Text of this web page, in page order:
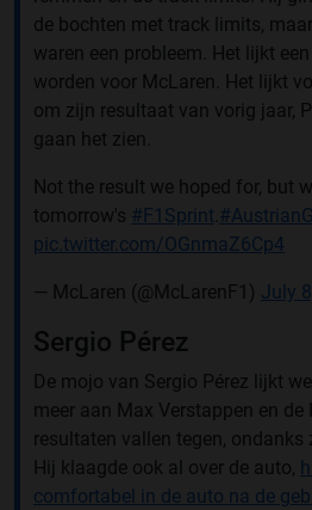
de bochten met track limits,
waren een probleem. Het lijkt
worden voor McLaren. Het lijkt
om zijn resultaat van vorig jaar,
gaan het zien.
Not the result we hoped for, but
tomorrow's #F1Sprint
pic.twitter.com/OGnmaZ6Cp4
— McLaren (@McLarenF1) July
Sergio Pérez
De mojo van Sergio Pérez lijkt
meer aan Max Verstappen en de
resultaten vallen tegen, ondanks
Hij klaagde ook al over de auto,
comfortabel in de auto na de